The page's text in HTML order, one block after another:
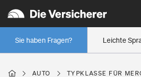
Leichte
Sie haben Fragen?
Wer versichert was: Jetzt Versicherer
Regionalklassen: So ist Ihre Region
Wer versichert was: Jetzt Versicherer
AUTO TYPKLASSE FÜR